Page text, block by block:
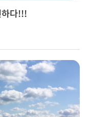
하다!!!